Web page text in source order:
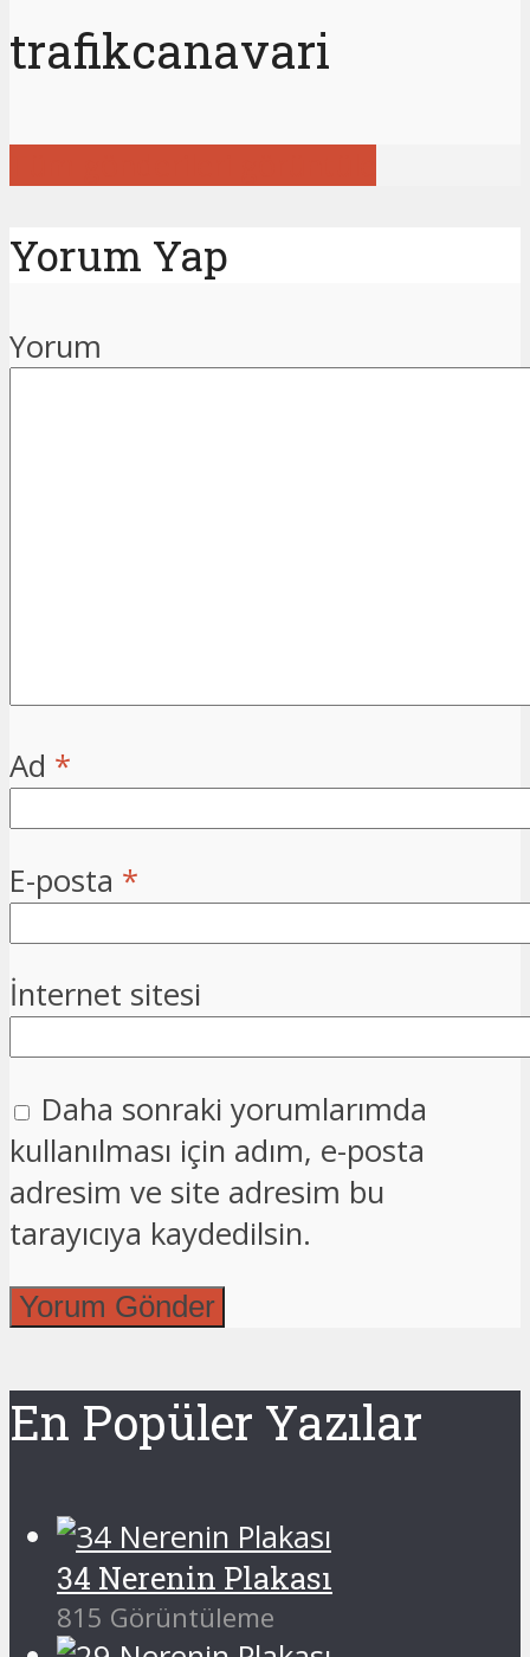
trafikcanavari
Yorum Yap
Yorum
Ad *
E-posta *
İnternet sitesi
Daha sonraki yorumlarımda
kullanılması için adım, e-posta
adresim ve site adresim bu
tarayıcıya kaydedilsin.
En Popüler Yazılar
34 Nerenin Plakası
815 Görüntüleme